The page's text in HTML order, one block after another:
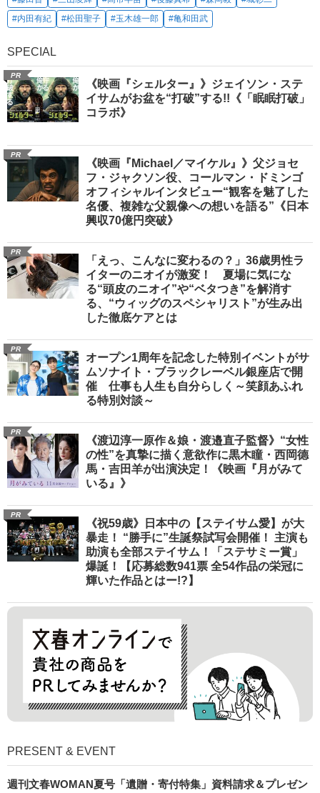
#内田有紀
#松田聖子 #玉木雄一郎 #亀和田武
SPECIAL
PR
《映画『シェルター』》ジェイソン・ステ
イサムがお盆を“打破”する!!《「眠眠打破」
コラボ》
PR
《映画『Michael／マイケル』》父ジョセ
フ・ジャクソン役、コールマン・ドミンゴ
オフィシャルインタビュー“観客を魅了した
名優、複雑な父親像への想いを語る”《日本
興収70億円突破》
PR
「えっ、こんなに変わるの？」36歳男性ラ
イターのニオイが激変！ 夏場に気にな
る“頭皮のニオイ”や“ベタつき”を解消す
る、“ウィッグのスペシャリスト”が生み出
した徹底ケアとは
PR
オープン1周年を記念した特別イベントがサ
ムソナイト・ブラックレーベル銀座店で開
催 仕事も人生も自分らしく～笑顔あふれ
る特別対談～
PR
《渡辺淳一原作＆娘・渡邉直子監督》“女性
の性”を真摯に描く意欲作に黒木瞳・西岡德
馬・吉田羊が出演決定！《映画『月がみて
いる』》
PR
《祝59歳》日本中の【ステイサム愛】が大
暴走！ “勝手に”生誕祭試写会開催！ 主演も
助演も全部ステイサム！「ステサミー賞」
爆誕！【応募総数941票 全54作品の栄冠に
輝いた作品とはー!?】
PRESENT & EVENT
週刊文春WOMAN夏号「遺贈・寄付特集」資料請求＆プレゼン